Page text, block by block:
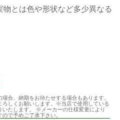
とは色や形状など多少異なる
合、納期をお待たせする場合もあります。
ろしくお願いします。※当店で使用している
いたします。 ※メーカーの仕様変更により
で予めご了承下さい。